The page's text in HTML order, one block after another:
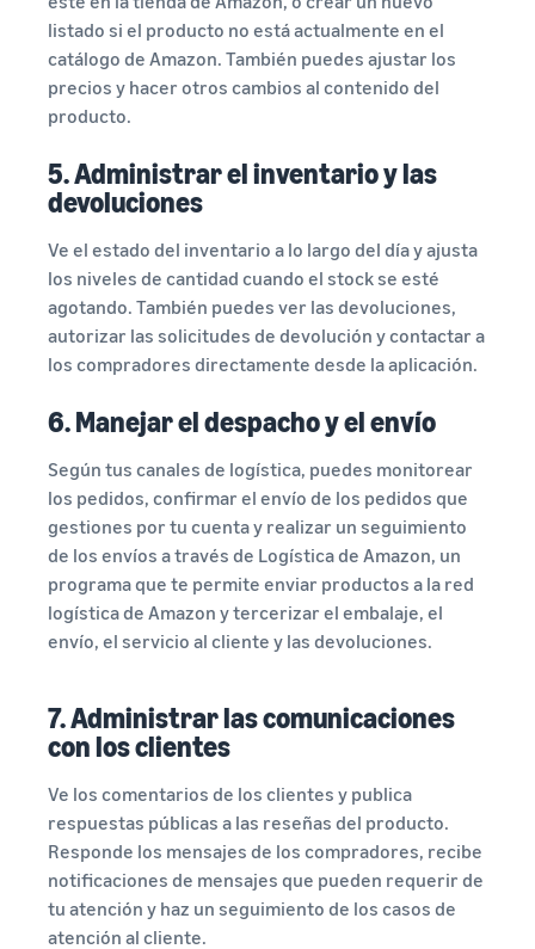
listado si el producto no está actualmente en el
catálogo de Amazon. También puedes ajustar los
precios y hacer otros cambios al contenido del
producto.
5. Administrar el inventario y las
devoluciones
Ve el estado del inventario a lo largo del día y ajusta
los niveles de cantidad cuando el stock se esté
agotando. También puedes ver las devoluciones,
autorizar las solicitudes de devolución y contactar a
los compradores directamente desde la aplicación.
6. Manejar el despacho y el envío
Según tus canales de logística, puedes monitorear
los pedidos, confirmar el envío de los pedidos que
gestiones por tu cuenta y realizar un seguimiento
de los envíos a través de Logística de Amazon, un
programa que te permite enviar productos a la red
logística de Amazon y tercerizar el embalaje, el
envío, el servicio al cliente y las devoluciones.
7. Administrar las comunicaciones
con los clientes
Ve los comentarios de los clientes y publica
respuestas públicas a las reseñas del producto.
Responde los mensajes de los compradores, recibe
notificaciones de mensajes que pueden requerir de
tu atención y haz un seguimiento de los casos de
atención al cliente.